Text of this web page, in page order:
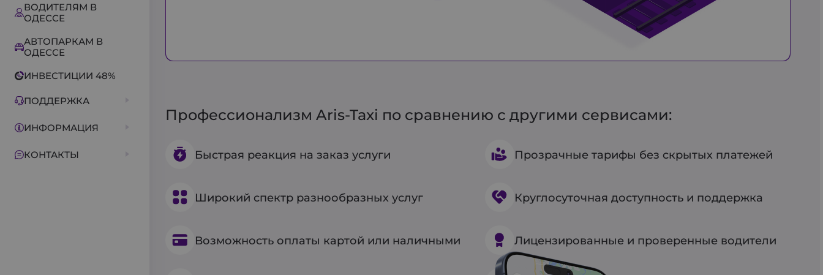
ВОДИТЕЛЯМ В
ОДЕССЕ
АВТОПАРКАМ В
ОДЕССЕ
ИНВЕСТИЦИИ 48%
ПОДДЕРЖКА
ИНФОРМАЦИЯ
КОНТАКТЫ
Профессионализм Aris-Taxi по сравнению с другими сервисами:
Быстрая реакция на заказ услуги Прозрачные тарифы без скрытых платежей
Широкий спектр разнообразных услуг Круглосуточная доступность и поддержка
Возможность оплаты картой или наличными Лицензированные и проверенные водители